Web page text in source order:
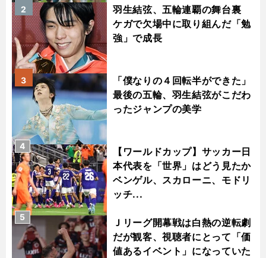
羽生結弦、五輪連覇の舞台裏
ケガで欠場中に取り組んだ「勉
強」で成長
2
「僕なりの４回転半ができた」
最後の五輪、羽生結弦がこだわ
ったジャンプの美学
3
【ワールドカップ】サッカー日
本代表を「世界」はどう見たか
ベンゲル、スカローニ、モドリ
ッチ...
4
Ｊリーグ開幕戦は白熱の逆転劇
だが観客、視聴者にとって「価
値あるイベント」になっていた
5